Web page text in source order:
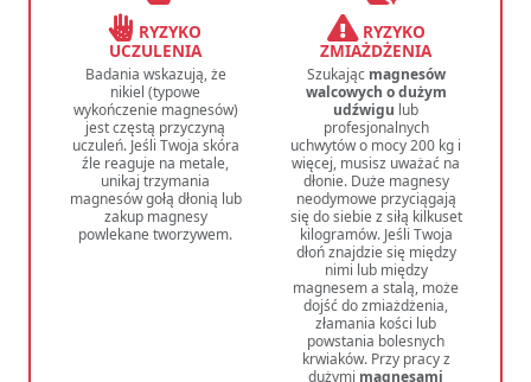
RYZYKO
UCZULENIA
Badania wskazują, że
nikiel (typowe
wykończenie magnesów)
jest częstą przyczyną
uczuleń. Jeśli Twoja skóra
źle reaguje na metale,
unikaj trzymania
magnesów gołą dłonią lub
zakup magnesy
powlekane tworzywem.
RYZYKO
ZMIAŻDŻENIA
Szukając magnesów
walcowych o dużym
udźwigu lub
profesjonalnych
uchwytów o mocy 200 kg i
więcej, musisz uważać na
dłonie. Duże magnesy
neodymowe przyciągają
się do siebie z siłą kilkuset
kilogramów. Jeśli Twoja
dłoń znajdzie się między
nimi lub między
magnesem a stalą, może
dojść do zmiażdżenia,
złamania kości lub
powstania bolesnych
krwiaków. Przy pracy z
dużymi magnesami